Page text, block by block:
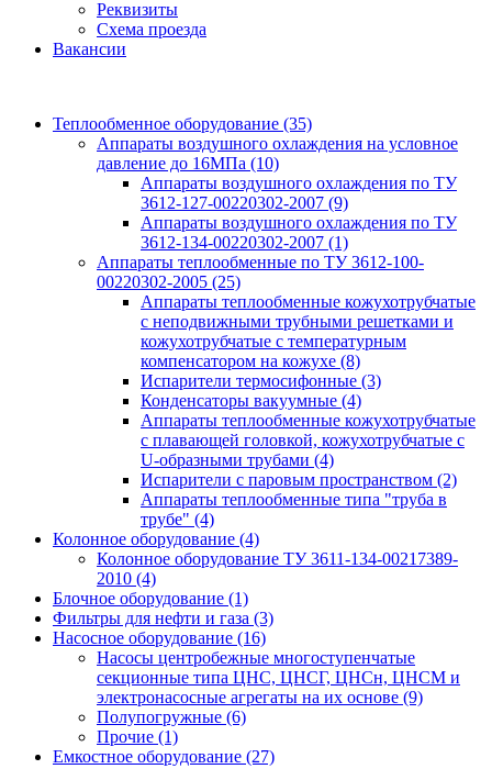
Реквизиты
Схема проезда
Вакансии
Теплообменное оборудование (35)
Аппараты воздушного охлаждения на условное
давление до 16МПа (10)
Аппараты воздушного охлаждения по ТУ
3612-127-00220302-2007 (9)
Аппараты воздушного охлаждения по ТУ
3612-134-00220302-2007 (1)
Аппараты теплообменные по ТУ 3612-100-
00220302-2005 (25)
Аппараты теплообменные кожухотрубчатые
с неподвижными трубными решетками и
кожухотрубчатые с температурным
компенсатором на кожухе (8)
Испарители термосифонные (3)
Конденсаторы вакуумные (4)
Аппараты теплообменные кожухотрубчатые
с плавающей головкой, кожухотрубчатые с
U-образными трубами (4)
Испарители с паровым пространством (2)
Аппараты теплообменные типа "труба в
трубе" (4)
Колонное оборудование (4)
Колонное оборудование ТУ 3611-134-00217389-
2010 (4)
Блочное оборудование (1)
Фильтры для нефти и газа (3)
Насосное оборудование (16)
Насосы центробежные многоступенчатые
секционные типа ЦНС, ЦНСГ, ЦНСн, ЦНСМ и
электронасосные агрегаты на их основе (9)
Полупогружные (6)
Прочие (1)
Емкостное оборудование (27)